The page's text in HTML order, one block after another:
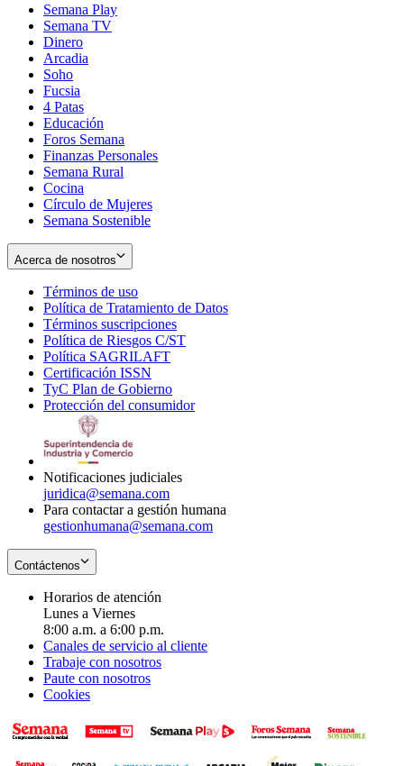
Semana Play
Semana TV
Dinero
Arcadia
Soho
in
new
window
Fucsia
in
new
window
4 Patas
Educación
Foros Semana
Finanzas Personales
Semana Rural
Cocina
Círculo de Mujeres
Semana Sostenible
Acerca de nosotros
Términos de uso
in
new
window
Política de Tratamiento de Datos
Términos suscripciones
in
Política de Riesgos C/ST
Política SAGRILAFT
new
window
Certificación ISSN
in
new
TyC Plan de Gobierno
in
Protección del consumidorOpens
Notificaciones judiciales
juridica@semana.com
Para contactar a gestión humana
gestionhumana@semana.com
Contáctenos
Horarios de atención
Lunes a Viernes
8:00 a.m. a 6:00 p.m.
Canales de servicio al cliente
Trabaje con nosotros
Paute con nosotros
Cookies